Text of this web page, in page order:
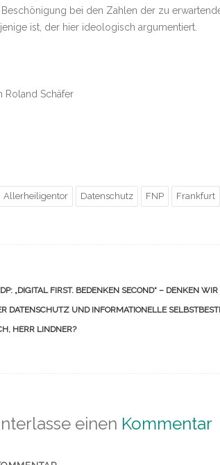
bei den Zahlen der zu
ist, der hier ideologisch argumentiert.
Roland Schäfer
Allerheiligentor Datenschutz FNP Frankfurt
„DIGITAL FIRST. BEDENKEN SECOND“ – DENKEN
DATENSCHUTZ UND INFORMATIONELLE
HERR LINDNER?
einen Kommentar